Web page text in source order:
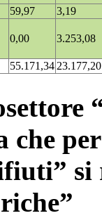
59,97
3,19
0,00 3.253,08
55.171,3423.177,20